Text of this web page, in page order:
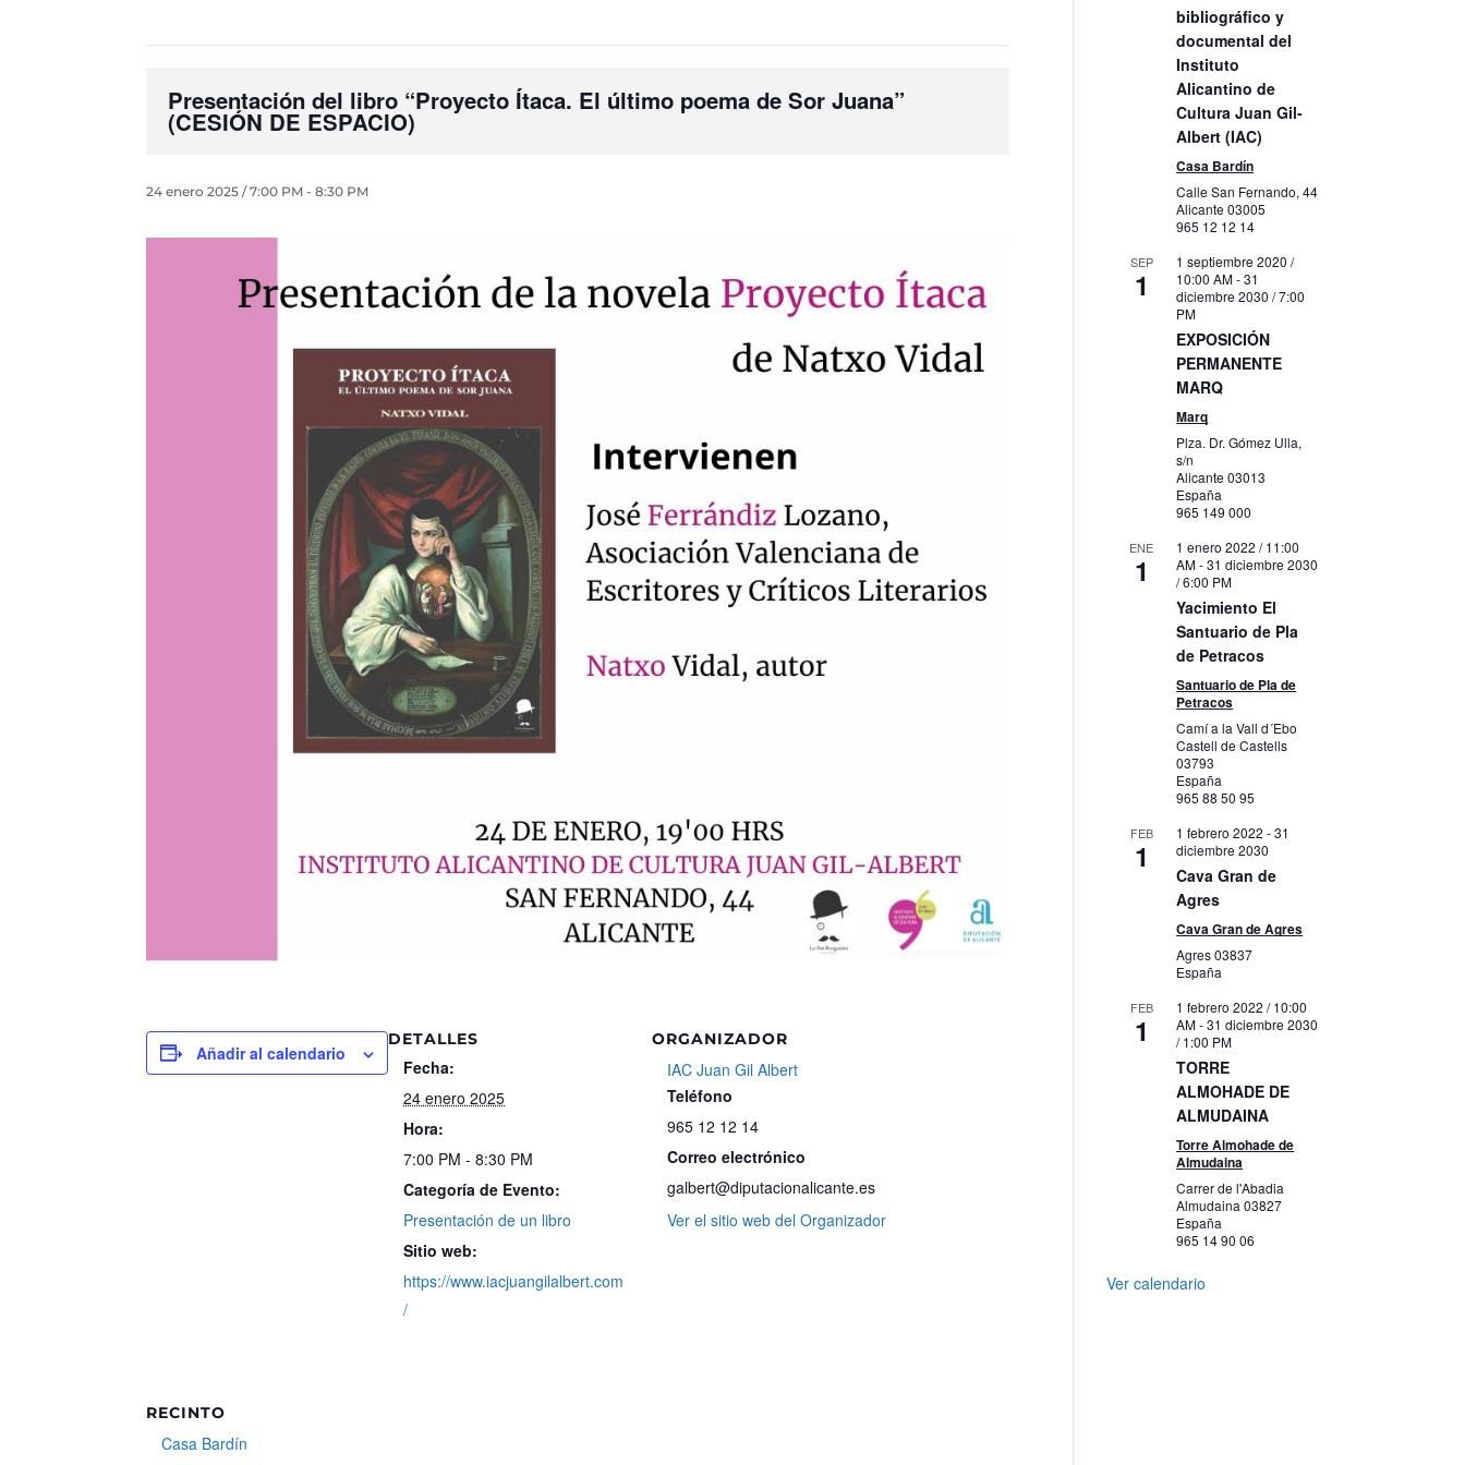
Presentación del libro “Proyecto Ítaca. El último poema de Sor Juana”
(CESIÓN DE ESPACIO)
24 enero 2025 / 7:00 PM -8:30 PM
Añadir al calendario
DETALLES
Fecha:
24 enero 2025
Hora:
7:00 PM - 8:30 PM
Categoría de Evento:
Presentación de un libro
Sitio web:
https://www.iacjuangilalbert.com
/
ORGANIZADOR
IAC Juan Gil Albert
Teléfono
965 12 12 14
Correo electrónico
galbert@diputacionalicante.es
Ver el sitio web del Organizador
RECINTO
Casa Bardín
bibliográfico y
documental del
Instituto
Alicantino de
Cultura Juan Gil-
Albert (IAC)
Casa Bardín
Calle San Fernando, 44
Alicante03005
965 12 12 14
SEP
1
1 septiembre 2020 /
10:00 AM-31
diciembre 2030 / 7:00
PM
EXPOSICIÓN
PERMANENTE
MARQ
Marq
Plza. Dr. Gómez Ulla,
s/n
Alicante03013
España
965 149 000
ENE
1
1 enero 2022 / 11:00
AM-31 diciembre 2030
/ 6:00 PM
Yacimiento El
Santuario de Pla
de Petracos
Santuario de Pla de
Petracos
Camí a la Vall d´Ebo
Castell de Castells
03793
España
965 88 50 95
FEB
1
1 febrero 2022 -31
diciembre 2030
Cava Gran de
Agres
Cava Gran de Agres
Agres03837
España
FEB
1
1 febrero 2022 / 10:00
AM-31 diciembre 2030
/ 1:00 PM
TORRE
ALMOHADE DE
ALMUDAINA
Torre Almohade de
Almudaina
Carrer de l'Abadia
Almudaina03827
España
965 14 90 06
Ver calendario